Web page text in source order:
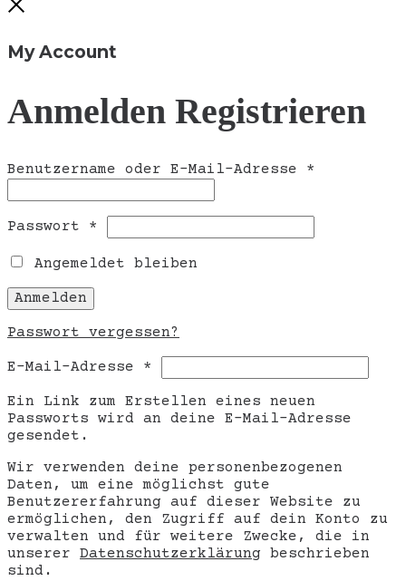
My Account
Anmelden Registrieren
Benutzername oder E-Mail-Adresse *
Passwort *
Angemeldet bleiben
Anmelden
Passwort vergessen?
E-Mail-Adresse *
Ein Link zum Erstellen eines neuen
Passworts wird an deine E-Mail-Adresse
gesendet.
Wir verwenden deine personenbezogenen
Daten, um eine möglichst gute
Benutzererfahrung auf dieser Website zu
ermöglichen, den Zugriff auf dein Konto zu
verwalten und für weitere Zwecke, die in
unserer Datenschutzerklärung beschrieben
sind.